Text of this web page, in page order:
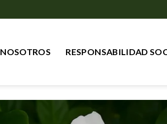
NOSOTROS RESPONSABILIDAD